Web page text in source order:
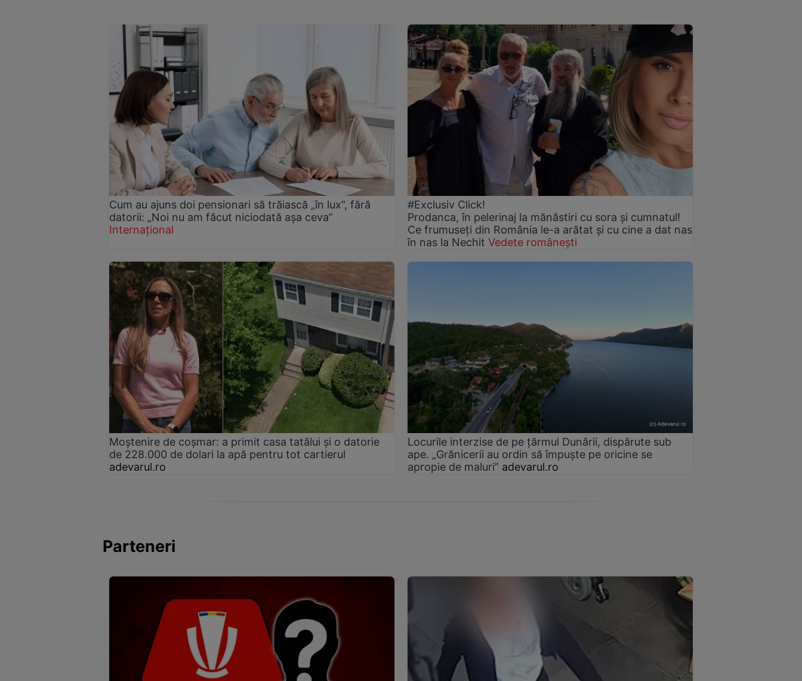
Cum au ajuns doi pensionari să trăiască „în lux”, fără
datorii: „Noi nu am făcut niciodată așa ceva”
Internațional
#Exclusiv Click!
Prodanca, în pelerinaj la mănăstiri cu sora și cumnatul!
Ce frumuseți din România le-a arătat și cu cine a dat nas
în nas la Nechit Vedete românești
Moștenire de coșmar: a primit casa tatălui și o datorie
de 228.000 de dolari la apă pentru tot cartierul
adevarul.ro
Locurile interzise de pe țărmul Dunării, dispărute sub
ape. „Grănicerii au ordin să împuște pe oricine se
apropie de maluri” adevarul.ro
Parteneri